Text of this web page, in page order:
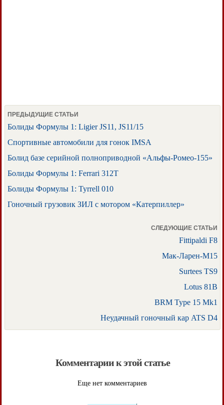
ПРЕДЫДУЩИЕ СТАТЬИ
Болиды Формулы 1: Ligier JS11, JS11/15
Спортивные автомобили для гонок IMSA
Болид базе серийной полноприводной «Альфы-Ромео-155»
Болиды Формулы 1: Ferrari 312T
Болиды Формулы 1: Tyrrell 010
Гоночный грузовик ЗИЛ с мотором «Катерпиллер»
СЛЕДУЮЩИЕ СТАТЬИ
Fittipaldi F8
Мак-Ларен-М15
Surtees TS9
Lotus 81B
BRM Type 15 Mk1
Неудачный гоночный кар ATS D4
Комментарии к этой статье
Еще нет комментариев